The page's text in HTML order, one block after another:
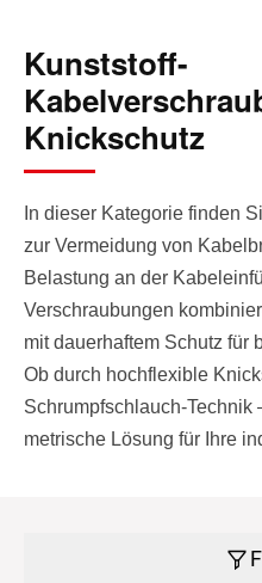
Kunststoff-
Knickschutz
In dieser Kategorie finden
zur Vermeidung von
Belastung an der
Verschraubungen
mit dauerhaftem Schutz für
Ob durch hochflexible
Schrumpfschlauch-
metrische Lösung für Ihre